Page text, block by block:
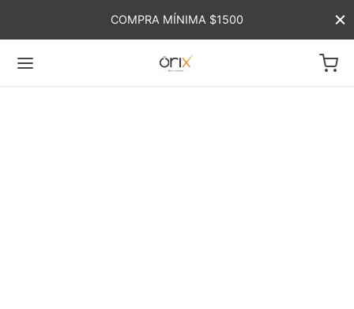
COMPRA MÍNIMA $1500